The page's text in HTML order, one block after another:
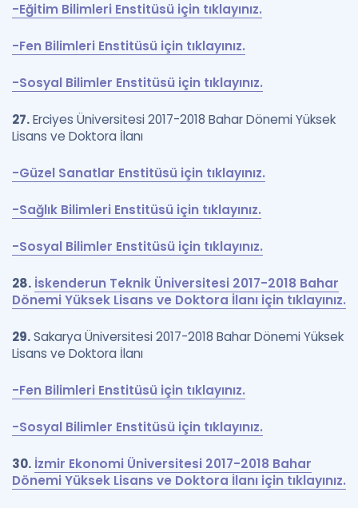
-Eğitim Bilimleri Enstitüsü için tıklayınız.
-Fen Bilimleri Enstitüsü için tıklayınız.
-Sosyal Bilimler Enstitüsü için tıklayınız.
27.Erciyes Üniversitesi 2017-2018 Bahar Dönemi Yüksek
Lisans ve Doktora İlanı
-Güzel Sanatlar Enstitüsü için tıklayınız.
-Sağlık Bilimleri Enstitüsü için tıklayınız.
-Sosyal Bilimler Enstitüsü için tıklayınız.
28. İskenderun Teknik Üniversitesi 2017-2018 Bahar
Dönemi Yüksek Lisans ve Doktora İlanı için tıklayınız.
29.Sakarya Üniversitesi 2017-2018 Bahar Dönemi Yüksek
Lisans ve Doktora İlanı
-Fen Bilimleri Enstitüsü için tıklayınız.
-Sosyal Bilimler Enstitüsü için tıklayınız.
30. İzmir Ekonomi Üniversitesi 2017-2018 Bahar
Dönemi Yüksek Lisans ve Doktora İlanı için tıklayınız.